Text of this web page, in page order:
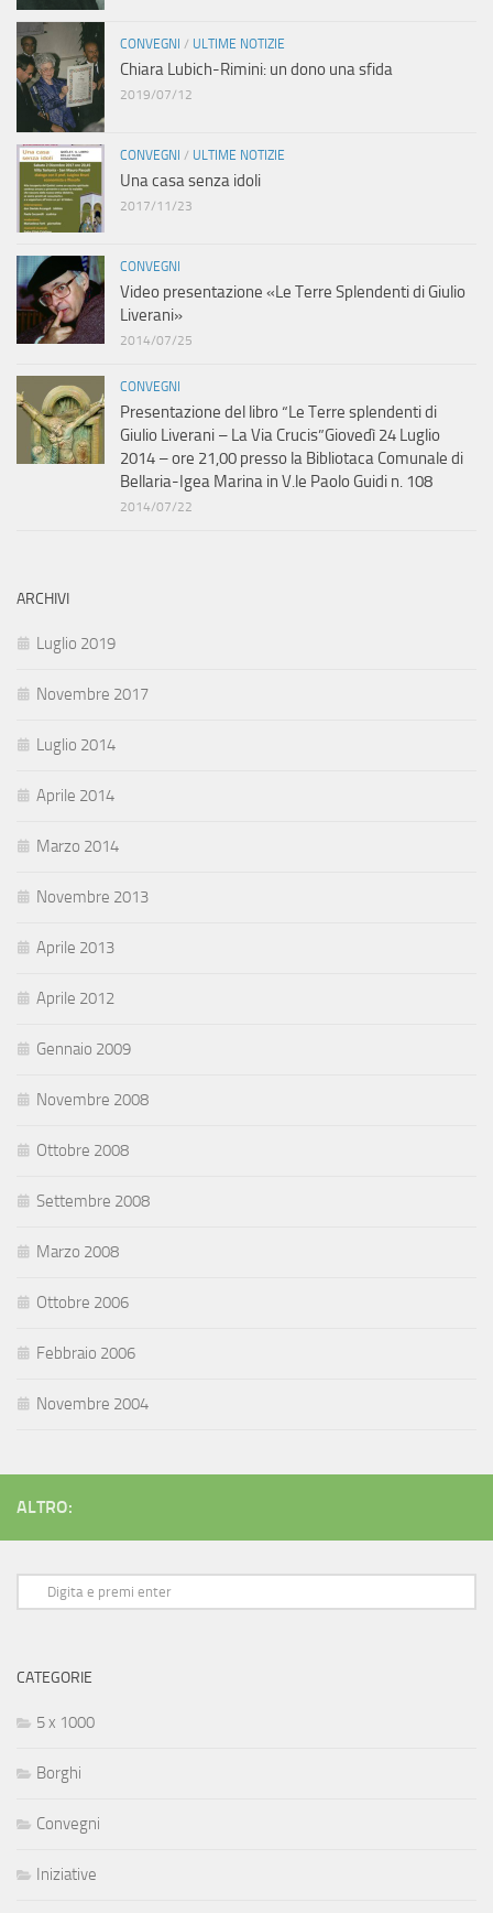
CONVEGNI / ULTIME NOTIZIE
Chiara Lubich-Rimini: un dono una sfida
2019/07/12
CONVEGNI / ULTIME NOTIZIE
Una casa senza idoli
2017/11/23
CONVEGNI
Video presentazione «Le Terre Splendenti di Giulio
Liverani»
2014/07/25
CONVEGNI
Presentazione del libro “Le Terre splendenti di
Giulio Liverani – La Via Crucis”Giovedì 24 Luglio
2014 – ore 21,00 presso la Bibliotaca Comunale di
Bellaria-Igea Marina in V.le Paolo Guidi n. 108
2014/07/22
ARCHIVI
Luglio 2019
Novembre 2017
Luglio 2014
Aprile 2014
Marzo 2014
Novembre 2013
Aprile 2013
Aprile 2012
Gennaio 2009
Novembre 2008
Ottobre 2008
Settembre 2008
Marzo 2008
Ottobre 2006
Febbraio 2006
Novembre 2004
ALTRO:
CATEGORIE
5 x 1000
Borghi
Convegni
Iniziative